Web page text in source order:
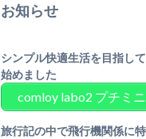
お知らせ
シンプル快適生活を目指し
始めました
comloy labo2 プチミ
旅行記の中で飛行機関係に